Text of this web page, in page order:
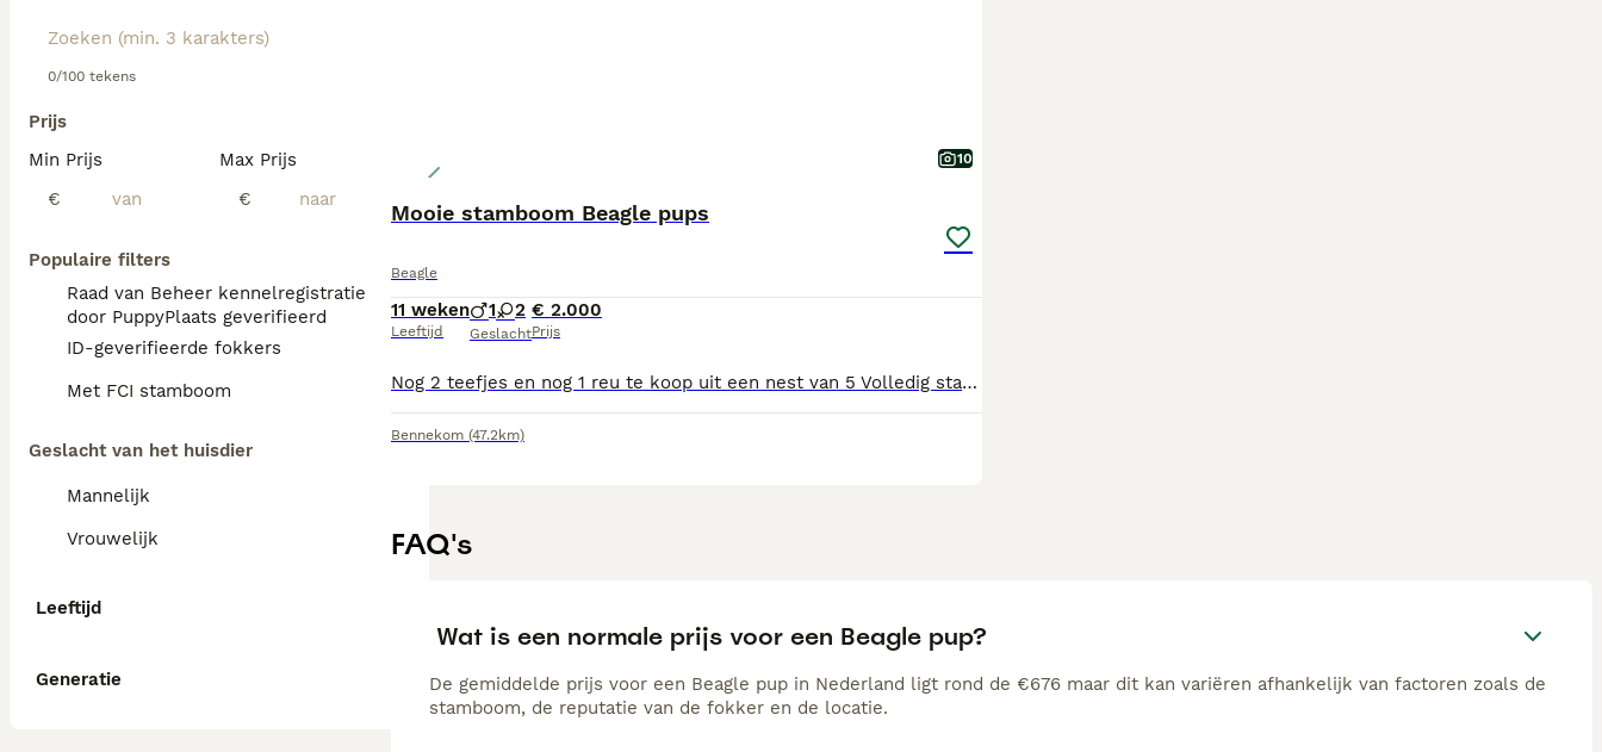
0/100 tekens
Prijs
Min Prijs
€
Max Prijs
€
Populaire filters
Raad van Beheer kennelregistratie
door PuppyPlaats geverifieerd
ID-geverifieerde fokkers
Met FCI stamboom
Geslacht van het huisdier
Mannelijk
Vrouwelijk
Leeftijd
Generatie
10
Mooie stamboom Beagle pups
Beagle
11 weken
Leeftijd
1 2
Geslacht
€ 2.000
Prijs
Nog 2 teefjes en nog 1 reu te koop uit een nest van 5 Volledig stamboom En deze mooie pups groeien op bij ons in huis
Bennekom (47.2km)
FAQ's
Wat is een normale prijs voor een Beagle pup?
De gemiddelde prijs voor een Beagle pup in Nederland ligt rond de €676 maar dit kan variëren afhankelijk van factoren zoals de
stamboom, de reputatie van de fokker en de locatie.